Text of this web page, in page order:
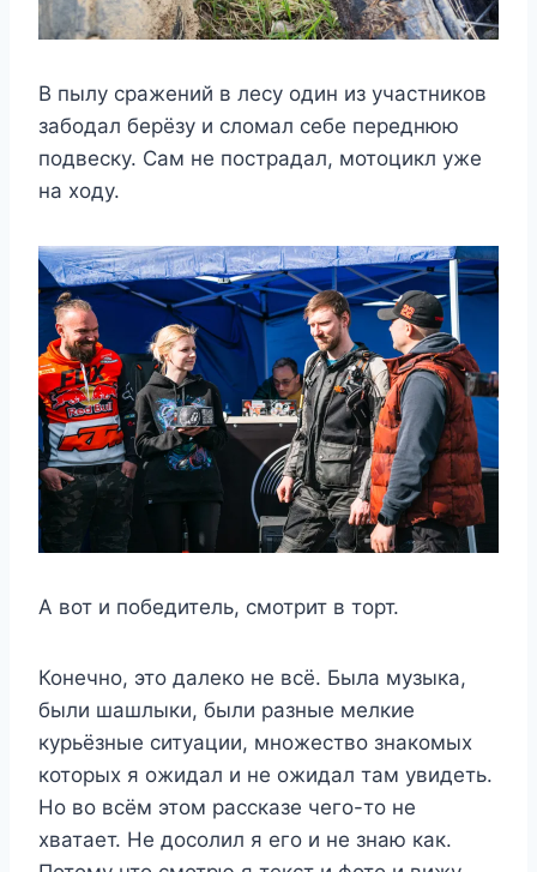
В пылу сражений в лесу один из участников
забодал берёзу и сломал себе переднюю
подвеску. Сам не пострадал, мотоцикл уже
на ходу.
А вот и победитель, смотрит в торт.
Конечно, это далеко не всё. Была музыка,
были шашлыки, были разные мелкие
курьёзные ситуации, множество знакомых
которых я ожидал и не ожидал там увидеть.
Но во всём этом рассказе чего-то не
хватает. Не досолил я его и не знаю как.